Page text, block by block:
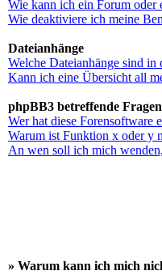
Wie kann ich ein Forum oder
Wie deaktiviere ich meine
Dateianhänge
Welche Dateianhänge sind in
Kann ich eine Übersicht all
phpBB3 betreffende Fragen
Wer hat diese Forensoftware
Warum ist Funktion x oder y
An wen soll ich mich
» Warum kann ich mich